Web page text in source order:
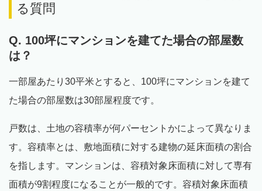
る質問
Q. 100坪にマンションを建てた場合の部屋数
は？
一部屋あたり30平米とすると、100坪にマンションを建て
た場合の部屋数は30部屋程度です。
戸数は、土地の容積率が何パーセントかによって異なりま
す。容積率とは、敷地面積に対する建物の延床面積の割合
を指します。マンションは、容積対象床面積に対して専有
面積が9割程度になることが一般的です。容積対象床面積